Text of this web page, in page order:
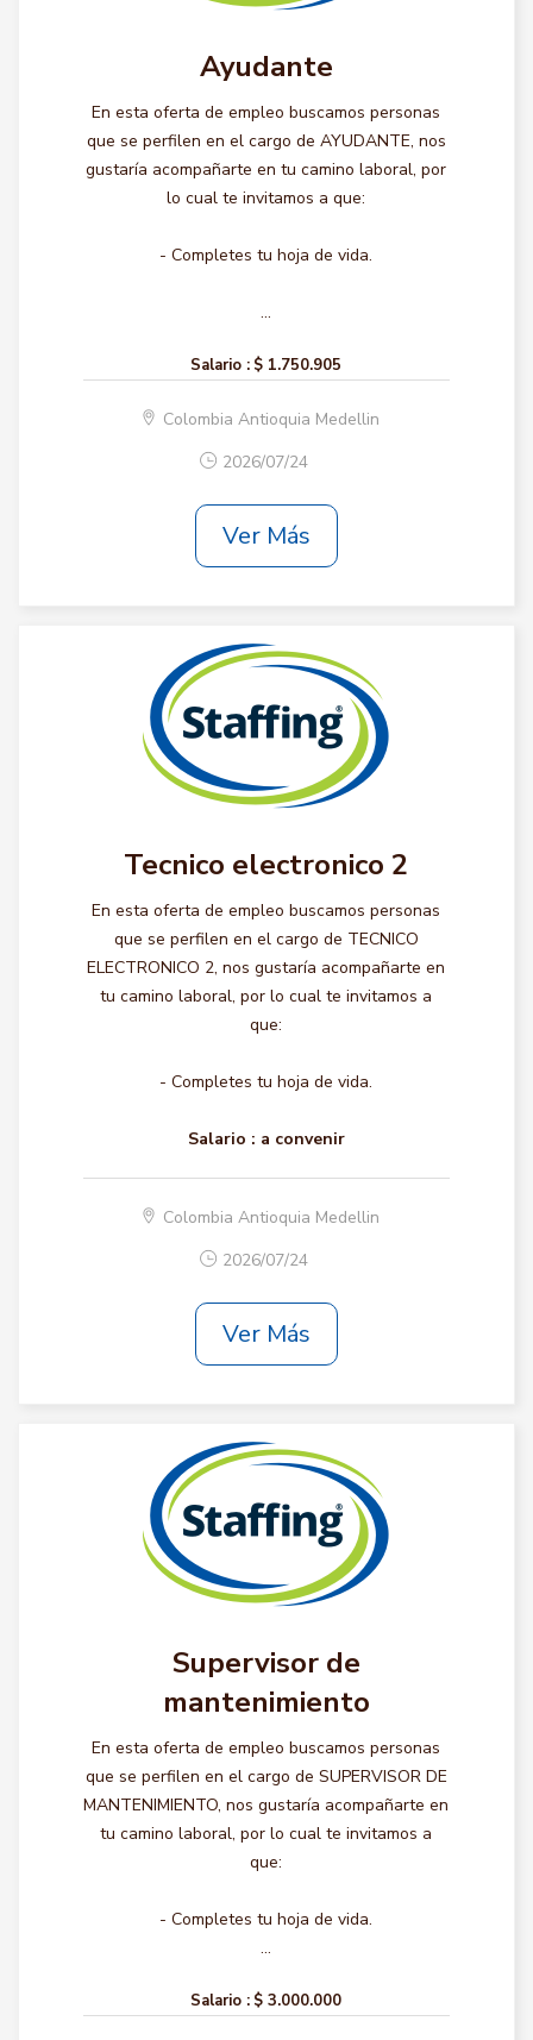
Ayudante
En esta oferta de empleo buscamos personas
que se perfilen en el cargo de AYUDANTE, nos
gustaría acompañarte en tu camino laboral, por
lo cual te invitamos a que:
- Completes tu hoja de vida.
...
Salario : $ 1.750.905
Colombia Antioquia Medellin
2026/07/24
Ver Más
Tecnico electronico 2
En esta oferta de empleo buscamos personas
que se perfilen en el cargo de TECNICO
ELECTRONICO 2, nos gustaría acompañarte en
tu camino laboral, por lo cual te invitamos a
que:
- Completes tu hoja de vida.
Salario : a convenir
Colombia Antioquia Medellin
2026/07/24
Ver Más
Supervisor de
mantenimiento
En esta oferta de empleo buscamos personas
que se perfilen en el cargo de SUPERVISOR DE
MANTENIMIENTO, nos gustaría acompañarte en
tu camino laboral, por lo cual te invitamos a
que:
- Completes tu hoja de vida.
...
Salario : $ 3.000.000